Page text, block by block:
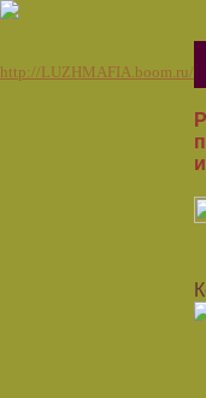
http://LUZHMAFIA.boom.ru/
и